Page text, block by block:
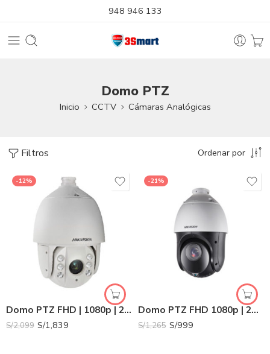
948 946 133
Domo PTZ
Inicio CCTV Cámaras Analógicas
Filtros Ordenar por
-12%
Domo PTZ FHD | 1080p | 2Mpx | Zoom 32x | HK-DS2AE7232TI-A
S/2,099 S/1,839
-21%
Domo PTZ FHD 1080p | 2Mpx | 25x | HK-DS2AE4225TI-D
S/1,265 S/999